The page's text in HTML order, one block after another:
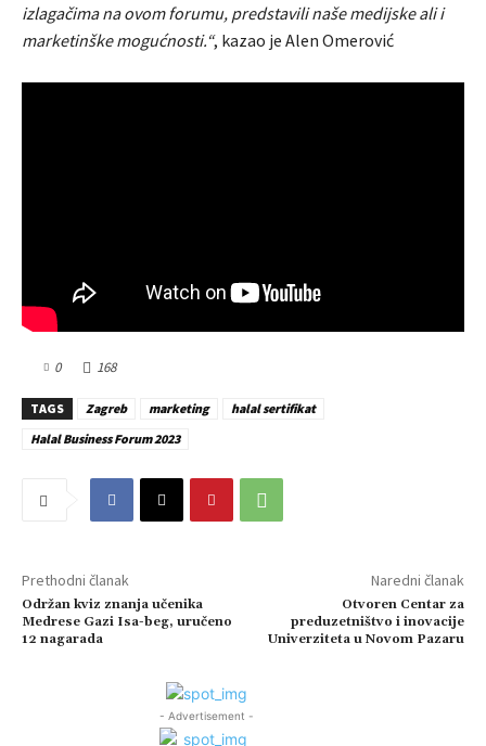
izlagačima na ovom forumu, predstavili naše medijske ali i
marketinške mogućnosti.“, kazao je Alen Omerović
0 168
TAGS Zagreb marketing
halal sertifikat
Halal Business Forum 2023
Prethodni članak
Održan kviz znanja učenika
Medrese Gazi Isa-beg, uručeno
12 nagarada
Naredni članak
Otvoren Centar za
preduzetništvo i inovacije
Univerziteta u Novom Pazaru
- Advertisement -